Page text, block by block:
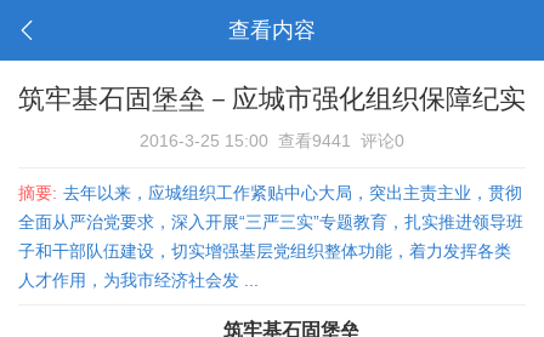
查看内容
筑牢基石固堡垒－应城市强化组织保障纪实
2016-3-25 15:00 查看9441 评论0
摘要: 去年以来，应城组织工作紧贴中心大局，突出主责主业，贯彻
全面从严治党要求，深入开展“三严三实”专题教育，扎实推进领导班
子和干部队伍建设，切实增强基层党组织整体功能，着力发挥各类
人才作用，为我市经济社会发 ...
筑牢基石固堡垒